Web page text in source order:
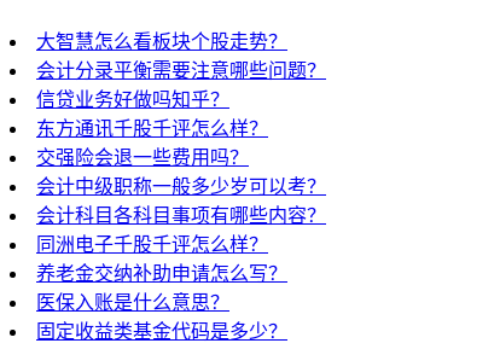
大智慧怎么看板块个股走势？
会计分录平衡需要注意哪些问题？
信贷业务好做吗知乎？
东方通讯千股千评怎么样？
交强险会退一些费用吗？
会计中级职称一般多少岁可以考？
会计科目各科目事项有哪些内容？
同洲电子千股千评怎么样？
养老金交纳补助申请怎么写？
医保入账是什么意思？
固定收益类基金代码是多少？